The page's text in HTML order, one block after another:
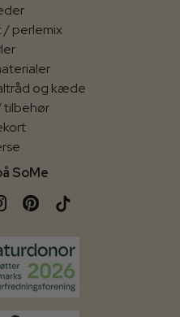
/ perlemix
og kæde
SoMe